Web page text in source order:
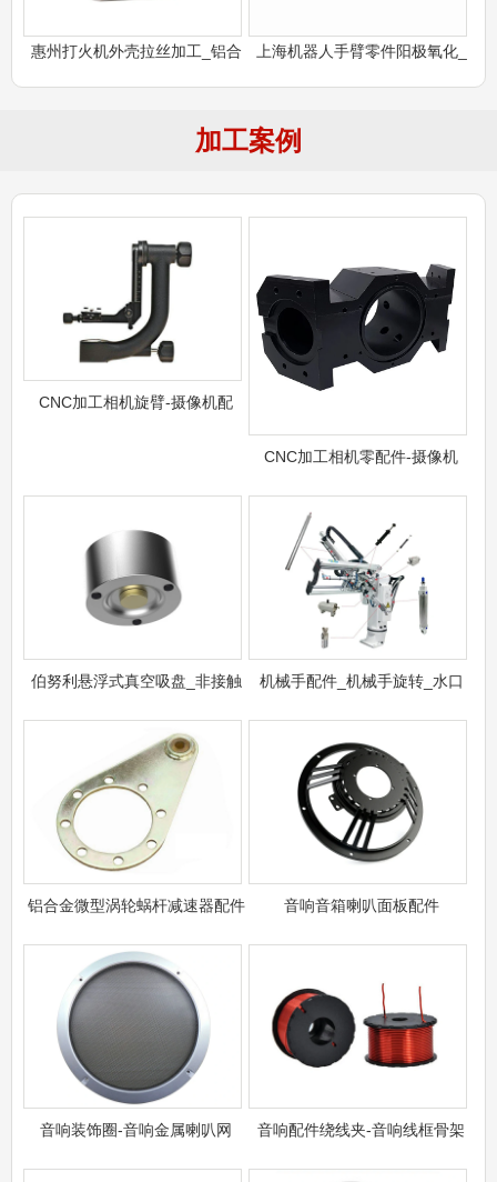
惠州打火机外壳拉丝加工_铝合 上海机器人手臂零件阳极氧化_
加工案例
CNC加工相机旋臂-摄像机配
CNC加工相机零配件-摄像机
伯努利悬浮式真空吸盘_非接触 机械手配件_机械手旋转_水口
铝合金微型涡轮蜗杆减速器配件 音响音箱喇叭面板配件
音响装饰圈​-音响金属喇叭网 音响配件绕线夹-音响线框骨架